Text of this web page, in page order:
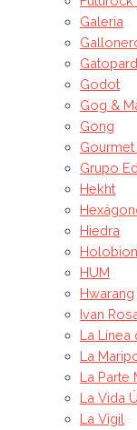
Galería
Godot
Gog &
Gong
Gourmet
Grupo
Hekht
Hiedra
HUM
Hwarang
Ivan
La Línea
La
La Parte
La Vida
La Vigil